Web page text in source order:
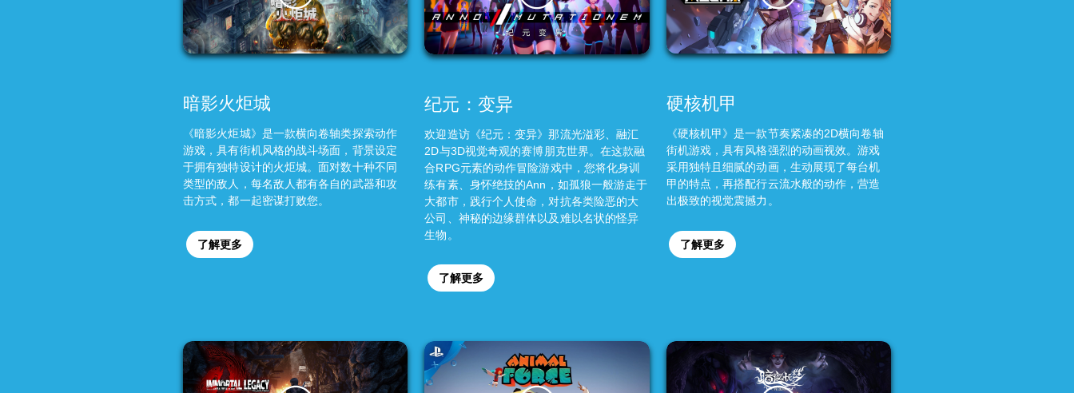
暗影火炬城
《暗影火炬城》是一款横向卷轴类探索动作
游戏，具有街机风格的战斗场面，背景设定
于拥有独特设计的火炬城。面对数十种不同
类型的敌人，每名敌人都有各自的武器和攻
击方式，都一起密谋打败您。
了解更多
纪元：变异
欢迎造访《纪元：变异》那流光溢彩、融汇
2D与3D视觉奇观的赛博朋克世界。在这款融
合RPG元素的动作冒险游戏中，您将化身训
练有素、身怀绝技的Ann，如孤狼一般游走于
大都市，践行个人使命，对抗各类险恶的大
公司、神秘的边缘群体以及难以名状的怪异
生物。
了解更多
硬核机甲
《硬核机甲》是一款节奏紧凑的2D横向卷轴
街机游戏，具有风格强烈的动画视效。游戏
采用独特且细腻的动画，生动展现了每台机
甲的特点，再搭配行云流水般的动作，营造
出极致的视觉震撼力。
了解更多